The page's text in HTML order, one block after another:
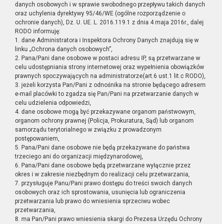
danych osobowych i w sprawie swobodnego przepływu takich danych
oraz uchylenia dyrektywy 95/46/WE (ogólne rozporządzenie o
ochronie danych), Dz. U. UE. L. 2016.119.1 z dnia 4 maja 2016r., dalej
RODO informuję:
1. dane Administratora i Inspektora Ochrony Danych znajdują się w
linku „Ochrona danych osobowych”,
2. Pana/Pani dane osobowe w postaci adresu IP, są przetwarzane w
celu udostępniania strony internetowej oraz wypełnienia obowiązków
prawnych spoczywających na administratorze(art.6 ust.1 lit.c RODO),
3. jeżeli korzysta Pan/Pani z odnośnika na stronie będącego adresem
e-mail placówki to zgadza się Pan/Pani na przetwarzanie danych w
celu udzielenia odpowiedzi,
4. dane osobowe mogą być przekazywane organom państwowym,
organom ochrony prawnej (Policja, Prokuratura, Sąd) lub organom
samorządu terytorialnego w związku z prowadzonym
postępowaniem,
5. Pana/Pani dane osobowe nie będą przekazywane do państwa
trzeciego ani do organizacji międzynarodowej,
6. Pana/Pani dane osobowe będą przetwarzane wyłącznie przez
okres i w zakresie niezbędnym do realizacji celu przetwarzania,
7. przysługuje Panu/Pani prawo dostępu do treści swoich danych
osobowych oraz ich sprostowania, usunięcia lub ograniczenia
przetwarzania lub prawo do wniesienia sprzeciwu wobec
przetwarzania,
8. ma Pan/Pani prawo wniesienia skargi do Prezesa Urzędu Ochrony